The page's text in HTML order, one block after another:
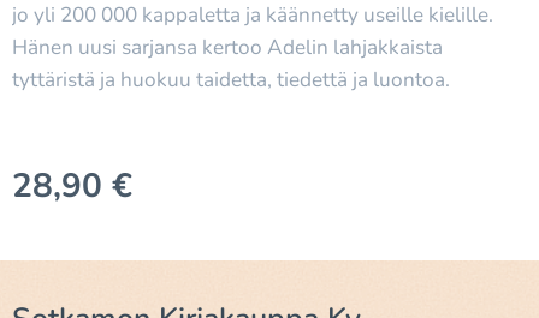
jo yli 200 000 kappaletta ja käännetty useille kielille.
Hänen uusi sarjansa kertoo Adelin lahjakkaista
tyttäristä ja huokuu taidetta, tiedettä ja luontoa.
28,90 €